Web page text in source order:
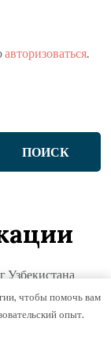
авторизоваться
ПОИСК
чтобы помочь вам
опыт.